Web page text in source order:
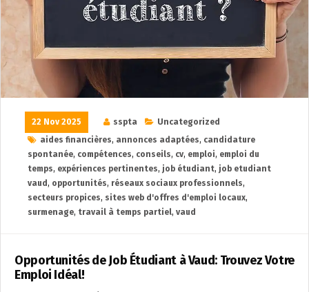
22 Nov 2025 sspta
Uncategorized
aides financières, annonces adaptées, candidature
spontanée, compétences, conseils, cv, emploi, emploi du
temps, expériences pertinentes, job étudiant, job etudiant
vaud , opportunités, réseaux sociaux professionnels,
secteurs propices, sites web d'offres d'emploi locaux,
surmenage, travail à temps partiel, vaud
Opportunités de Job Étudiant à Vaud: Trouvez Votre
Emploi Idéal!